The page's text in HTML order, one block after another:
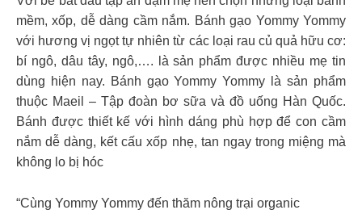
mềm, xốp, dễ dàng cầm nắm. Bánh gạo Yommy Yommy
với hương vị ngọt tự nhiên từ các loại rau củ quả hữu cơ:
bí ngô, dâu tây, ngô,…. là sản phẩm được nhiều mẹ tin
dùng hiện nay. Bánh gạo Yommy Yommy là sản phẩm
thuộc Maeil – Tập đoàn bơ sữa và đồ uống Hàn Quốc.
Bánh được thiết kế với hình dáng phù hợp để con cầm
nắm dễ dàng, kết cấu xốp nhẹ, tan ngay trong miệng mà
không lo bị hóc
“Cùng Yommy Yommy đến thăm nông trại organic